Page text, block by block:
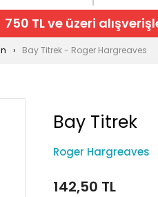
750 TL ve üzeri
Bay Titrek - Roger Hargreaves
Bay Titrek
Roger Hargreaves
142,50 TL